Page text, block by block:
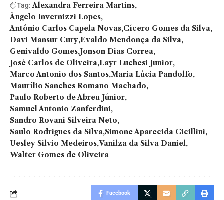
Tag: Alexandra Ferreira Martins
Ângelo Invernizzi Lopes
Antônio Carlos Capela Novas Cícero Gomes da Silva
Davi Mansur Cury Evaldo Mendonça da Silva
Genivaldo Gomes Jonson Dias Correa
José Carlos de Oliveira Layr Luchesi Junior
Marco Antonio dos Santos Maria Lúcia Pandolfo
Maurílio Sanches Romano Machado
Paulo Roberto de Abreu Júnior
Samuel Antonio Zanferdini
Sandro Rovani Silveira Neto
Saulo Rodrigues da Silva Simone Aparecida Cicillini
Uesley Silvio Medeiros Vanilza da Silva Daniel
Walter Gomes de Oliveira
Facebook